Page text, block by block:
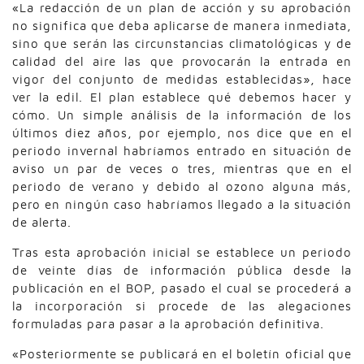
«La redacción de un plan de acción y su aprobación
no significa que deba aplicarse de manera inmediata,
sino que serán las circunstancias climatológicas y de
calidad del aire las que provocarán la entrada en
vigor del conjunto de medidas establecidas», hace
ver la edil. El plan establece qué debemos hacer y
cómo. Un simple análisis de la información de los
últimos diez años, por ejemplo, nos dice que en el
periodo invernal habríamos entrado en situación de
aviso un par de veces o tres, mientras que en el
periodo de verano y debido al ozono alguna más,
pero en ningún caso habríamos llegado a la situación
de alerta.
Tras esta aprobación inicial se establece un periodo
de veinte días de información pública desde la
publicación en el BOP, pasado el cual se procederá a
la incorporación si procede de las alegaciones
formuladas para pasar a la aprobación definitiva.
«Posteriormente se publicará en el boletín oficial que